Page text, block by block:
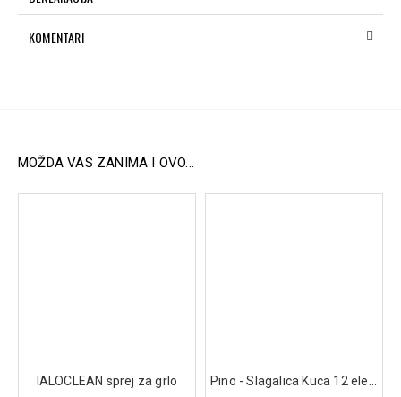
pileće meso* 9,4%, kukuruzno brašno*, pirinčani skrob*,
KOMENTARI
MOŽDA VAS ZANIMA I OVO...
IALOCLEAN sprej za grlo